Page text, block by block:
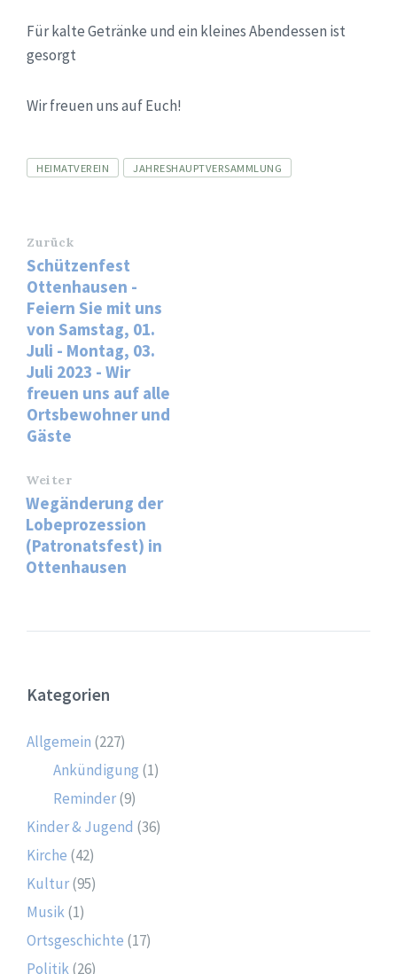
Für kalte Getränke und ein kleines Abendessen ist
gesorgt
Wir freuen uns auf Euch!
Tags
HEIMATVEREIN JAHRESHAUPTVERSAMMLUNG
Zurück
Schützenfest
Ottenhausen -
Feiern Sie mit uns
von Samstag, 01.
Juli - Montag, 03.
Juli 2023 - Wir
freuen uns auf alle
Ortsbewohner und
Gäste
Weiter
Wegänderung der
Lobeprozession
(Patronatsfest) in
Ottenhausen
Kategorien
Allgemein (227)
Ankündigung (1)
Reminder(9)
Kinder & Jugend (36)
Kirche (42)
Kultur(95)
Musik(1)
Ortsgeschichte (17)
Politik(26)